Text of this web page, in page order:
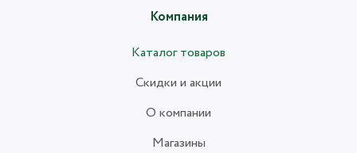
Компания
Каталог товаров
Скидки и акции
О компании
Магазины